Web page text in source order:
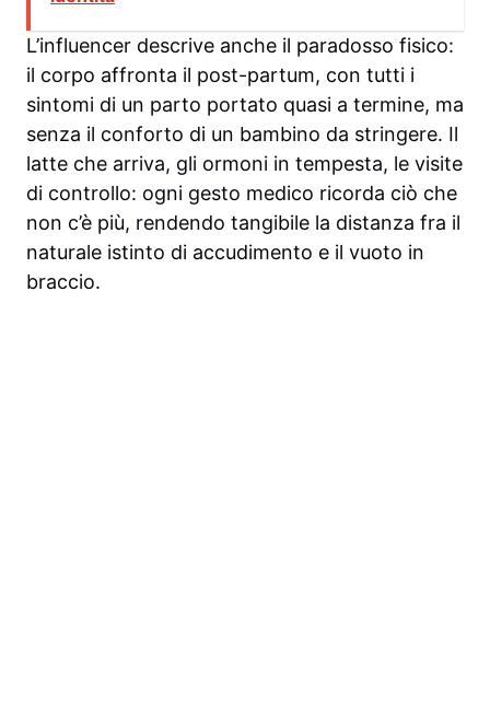
L’influencer descrive anche il paradosso fisico:
il corpo affronta il post-partum, con tutti i
sintomi di un parto portato quasi a termine, ma
senza il conforto di un bambino da stringere. Il
latte che arriva, gli ormoni in tempesta, le visite
di controllo: ogni gesto medico ricorda ciò che
non c’è più, rendendo tangibile la distanza fra il
naturale istinto di accudimento e il vuoto in
braccio.